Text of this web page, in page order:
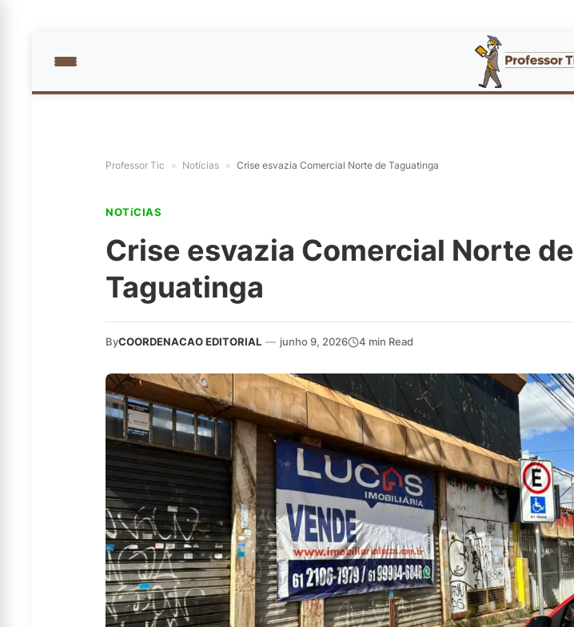
Professor Tic » Notícias » Crise esvazia Comercial Norte de Taguatinga
NOTíCIAS
Crise esvazia Comercial Norte de
Taguatinga
ByCOORDENACAO EDITORIAL — junho 9, 2026 4 min Read